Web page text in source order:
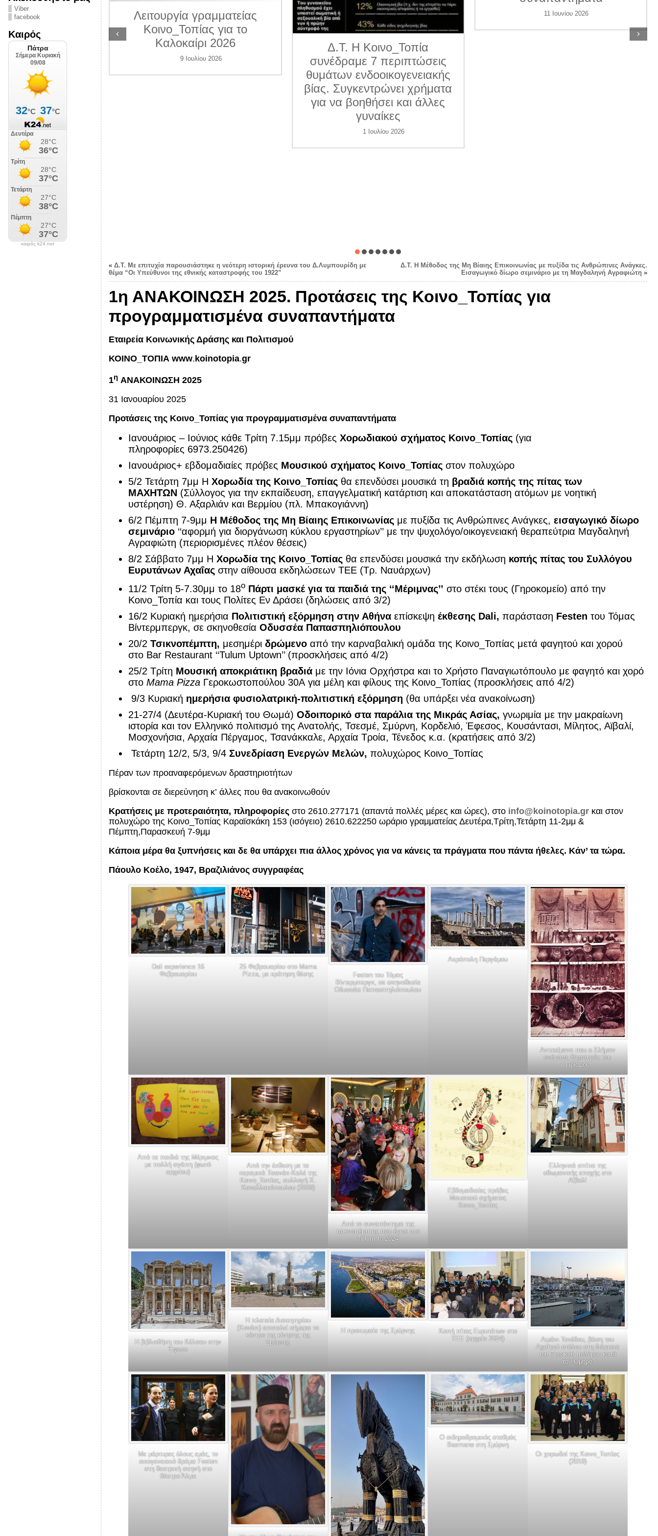
Viber
facebook
Καιρός
καιρός k24.net
Ιουλίου 2026
Λειτουργία γραμματείας
Κοινο_Τοπίας για το
Καλοκαίρι 2026
9 Ιουλίου 2026
Δ.Τ. Η Κοινο_Τοπία
συνέδραμε 7 περιπτώσεις
θυμάτων ενδοοικογενειακής
βίας. Συγκεντρώνει χρήματα
για να βοηθήσει και άλλες
γυναίκες
1 Ιουλίου 2026
11 Ιουνίου 2026
‹ ›
« Δ.Τ. Με επιτυχία παρουσιάστηκε η νεότερη ιστορική έρευνα του Δ.Λυμπουρίδη με
θέμα “Οι Υπεύθυνοι της εθνικής καταστροφής του 1922”
Δ.Τ. Η Μέθοδος της Μη Βίαιης Επικοινωνίας με πυξίδα τις Ανθρώπινες Ανάγκες.
Εισαγωγικό δίωρο σεμινάριο με τη Μαγδαληνή Αγραφιώτη »
1η ΑΝΑΚΟΙΝΩΣΗ 2025. Προτάσεις της Κοινο_Τοπίας για
προγραμματισμένα συναπαντήματα
Εταιρεία Κοινωνικής Δράσης και Πολιτισμού
ΚΟΙΝΟ_ΤΟΠΙΑ www. koinotopia.gr
1ηΑΝΑΚΟΙΝΩΣΗ 2025
31 Ιανουαρίου 2025
Προτάσεις της Κοινο_Τοπίας για προγραμματισμένα συναπαντήματα
Ιανουάριος – Ιούνιος κάθε Τρίτη 7.15μμ πρόβες Χορωδιακού σχήματος Κοινο_Τοπίας (για
πληροφορίες 6973.250426)
Ιανουάριος+ εβδομαδιαίες πρόβες Μουσικού σχήματος Κοινο_Τοπίας στον πολυχώρο
5/2 Τετάρτη 7μμ Η Χορωδία της Κοινο_Τοπίαςθα επενδύσει μουσικά τη βραδιά κοπής της πίτας των
ΜΑΧΗΤΩΝ (Σύλλογος για την εκπαίδευση, επαγγελματική κατάρτιση και αποκατάσταση ατόμων με νοητική
υστέρηση) Θ. Αξαρλιάν και Βερμίου (πλ. Μπακογιάννη)
6/2 Πέμπτη 7-9μμ Η Μέθοδος της Μη Βίαιης Επικοινωνίαςμε πυξίδα τις Ανθρώπινες Ανάγκες, εισαγωγικό δίωρο
σεμινάριο‘‘αφορμή για διοργάνωση κύκλου εργαστηρίων’’ με την ψυχολόγο/οικογενειακή θεραπεύτρια Μαγδαληνή
Αγραφιώτη (περιορισμένες πλέον θέσεις)
8/2 Σάββατο 7μμ Η Χορωδία της Κοινο_Τοπίαςθα επενδύσει μουσικά την εκδήλωση κοπής πίτας του Συλλόγου
Ευρυτάνων Αχαΐας στην αίθουσα εκδηλώσεων ΤΕΕ (Τρ. Ναυάρχων)
11/2 Τρίτη 5-7.30μμ το 18ο Πάρτι μασκέ για τα παιδιά της ‘‘Μέριμνας’’ στο στέκι τους (Γηροκομείο) από την
Κοινο_Τοπία και τους Πολίτες Εν Δράσει (δηλώσεις από 3/2)
16/2 Κυριακή ημερήσια Πολιτιστική εξόρμηση στην Αθήναεπίσκεψη έκθεσης Dali, παράσταση Festen του Τόμας
Βίντερμπεργκ, σε σκηνοθεσία Οδυσσέα Παπασπηλιόπουλου
20/2 Τσικνοπέμπτη, μεσημέρι δρώμενοαπό την καρναβαλική ομάδα της Κοινο_Τοπίας μετά φαγητού και χορού
στο Bar Restaurant ‘‘Tulum Uptown’’ (προσκλήσεις από 4/2)
25/2 Τρίτη Μουσική αποκριάτικη βραδιάμε την Ιόνια Ορχήστρα και το Χρήστο Παναγιωτόπουλο με φαγητό και χορό
στο Mama PizzaΓεροκωστοπούλου 30Α για μέλη και φίλους της Κοινο_Τοπίας (προσκλήσεις από 4/2)
9/3 Κυριακή ημερήσια φυσιολατρική-πολιτιστική εξόρμηση (θα υπάρξει νέα ανακοίνωση)
21-27/4 (Δευτέρα-Κυριακή του Θωμά) Οδοιπορικό στα παράλια της Μικράς Ασίας, γνωριμία με την μακραίωνη
ιστορία και τον Ελληνικό πολιτισμό της Ανατολής, Τσεσμέ, Σμύρνη, Κορδελιό, Έφεσος, Κουσάντασι, Μίλητος, Αϊβαλί,
Μοσχονήσια, Αρχαία Πέργαμος, Τσανάκκαλε, Αρχαία Τροία, Τένεδος κ.α. (κρατήσεις από 3/2)
Τετάρτη 12/2, 5/3, 9/4Συνεδρίαση Ενεργών Μελών, πολυχώρος Κοινο_Τοπίας
Πέραν των προαναφερόμενων δραστηριοτήτων
βρίσκονται σε διερεύνηση κ’ άλλες που θα ανακοινωθούν
Κρατήσεις με προτεραιότητα, πληροφορίες στο 2610.277171 (απαντά πολλές μέρες και ώρες), στο info@koinotopia.grκαι στον
πολυχώρο της Κοινο_Τοπίας Καραϊσκάκη 153 (ισόγειο) 2610.622250 ωράριο γραμματείας Δευτέρα,Τρίτη,Τετάρτη 11-2μμ &
Πέμπτη,Παρασκευή 7-9μμ
Κάποια μέρα θα ξυπνήσεις και δε θα υπάρχει πια άλλος χρόνος για να κάνεις τα πράγματα που πάντα ήθελες. Κάν’ τα τώρα.
Πάουλο Κοέλο, 1947, Βραζιλιάνος συγγραφέας
Dali experience 16
Φεβρουαρίου
25 Φεβρουαρίου στο Mama
Pizza, με κράτηση θέσης
Festen του Τόμας
Βίντερμπεργκ, σε σκηνοθεσία
Οδυσσέα Παπασπηλιόπουλου
Ακρόπολη Περγάμου
Αντικείμενα που ο Σλήμαν
ονόμασε Θησαυρός του
Πρίαμου
Από τα παιδιά της Μέριμνας
με πολλή αγάπη (φωτό
αρχείου)
Από την έκθεση με τα
κεραμικά Τσανάκ-Καλέ της
Κοινο_Τοπίας, συλλογή Χ.
Κανελλακόπουλου (2009)
Από το συναπάντημα της
τσικνοπέμπτης που έγινε στο
Tulum το 2024
Εβδομαδιαίες πρόβες
Μουσικού σχήματος
Κοινο_Τοπίας
Ελληνικά σπίτια της
οθωμανικής εποχής στο
Αϊβαλί
Η βιβλιοθήκη του Κέλσου στην
Έφεσο
Η πλατεία Διοικητηρίου
(Κονάκι) αποτελεί σήμερα το
κέντρο της κίνησης της
Σμύρνης
Η προκυμαία της Σμύρνης
Κοπή πίτας Ευρυτάτων στο
ΤΕΕ (αρχείο 2024)
Λιμάνι Τενέδου, βάση του
Αχαϊκού στόλου στη διάρκεια
του Τρωικού πολέμου κατά
τον Όμηρο
Με μάρτυρες όλους εμάς, το
οικογενειακό δράμα Festen
στη θεατρική σκηνή στο
θέατρο Άλμα
Ο σιδηροδρομικός σταθμός
Basmane στη Σμύρνη
Οι χορωδοί της Κοινο_Τοπίας
(2019)